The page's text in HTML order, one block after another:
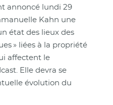
annoncé lundi 29
Kahn une
état des lieux des
» liées à la propriété
affectent le
Elle devra se
évolution du